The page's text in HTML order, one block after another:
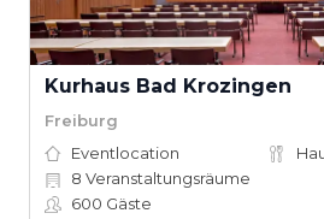
Kurhaus Bad Krozingen
Freiburg
Eventlocation
8 Veranstaltungsräume
600 Gäste